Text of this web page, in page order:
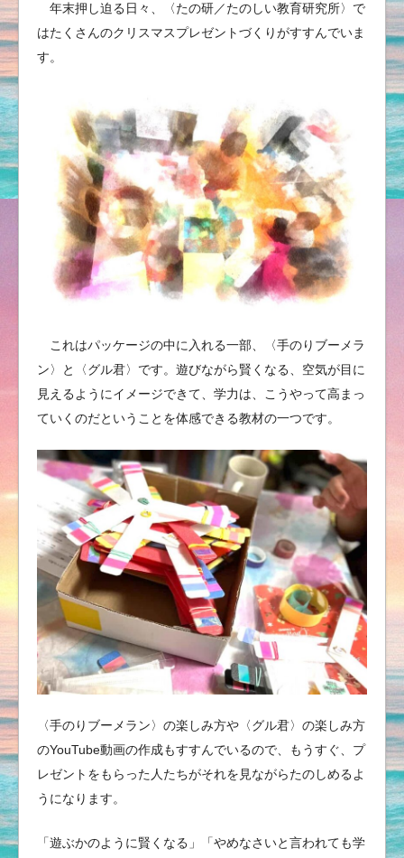
年末押し迫る日々、〈たの研／たのしい教育研究所〉で
はたくさんのクリスマスプレゼントづくりがすすんでいま
す。
これはパッケージの中に入れる一部、〈手のりブーメラ
ン〉と〈グル君〉です。遊びながら賢くなる、空気が目に
見えるようにイメージできて、学力は、こうやって高まっ
ていくのだということを体感できる教材の一つです。
〈手のりブーメラン〉の楽しみ方や〈グル君〉の楽しみ方
のYouTube動画の作成もすすんでいるので、もうすぐ、プ
レゼントをもらった人たちがそれを見ながらたのしめるよ
うになります。
「遊ぶかのように賢くなる」「やめなさいと言われても学